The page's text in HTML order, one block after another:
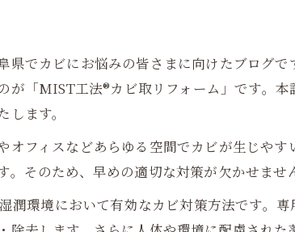
県でカビにお悩みの皆さまに向けたブログ
が「MIST工法®カビ取リフォーム」です。
ます。
オフィスなどあらゆる空間でカビが生じや
。そのため、早めの適切な対策が欠かせませ
潤環境において有効なカビ対策方法です。